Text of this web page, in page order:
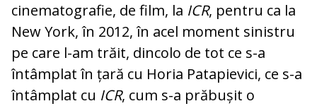
cinematografie, de film, la ICR, pentru ca la
New York, în 2012, în acel moment sinistru
pe care l-am trăit, dincolo de tot ce s-a
întâmplat în țară cu Horia Patapievici, ce s-a
întâmplat cu ICR, cum s-a prăbușit o